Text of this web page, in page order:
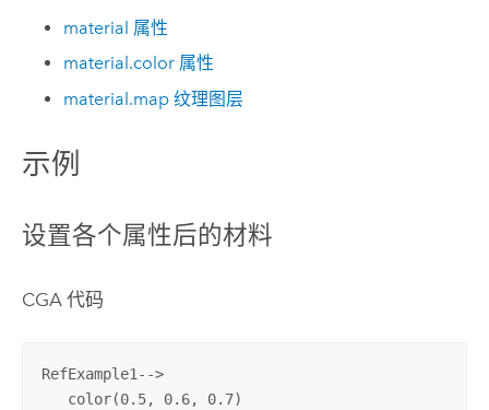
material 属性
material.color 属性
material.map 纹理图层
示例
设置各个属性后的材料
CGA 代码
RefExample1-->
   color(0.5, 0.6, 0.7)